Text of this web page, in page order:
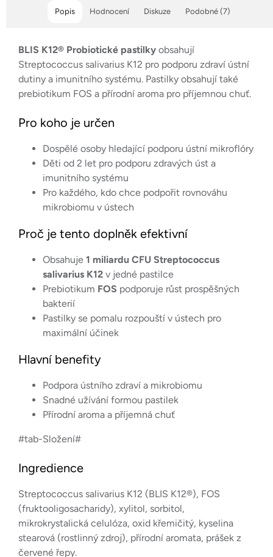
Popis Podobné (7)
Hodnocení Diskuze
BLIS K12® Probiotické pastilky obsahují
Streptococcus salivarius K12 pro podporu zdraví ústní
dutiny a imunitního systému. Pastilky obsahují také
prebiotikum FOS a přírodní aroma pro příjemnou chuť.
Pro koho je určen
Dospělé osoby hledající podporu ústní mikroflóry
Děti od 2 let pro podporu zdravých úst a
imunitního systému
Pro každého, kdo chce podpořit rovnováhu
mikrobiomu v ústech
Proč je tento doplněk efektivní
Obsahuje 1 miliardu CFU Streptococcus
salivarius K12 v jedné pastilce
Prebiotikum FOS podporuje růst prospěšných
bakterií
Pastilky se pomalu rozpouští v ústech pro
maximální účinek
Hlavní benefity
Podpora ústního zdraví a mikrobiomu
Snadné užívání formou pastilek
Přírodní aroma a příjemná chuť
#tab-Složení#
Ingredience
Streptococcus salivarius K12 (BLIS K12®), FOS
(fruktooligosacharidy), xylitol, sorbitol,
mikrokrystalická celulóza, oxid křemičitý, kyselina
stearová (rostlinný zdroj), přírodní aromata, prášek z
červené řepy.